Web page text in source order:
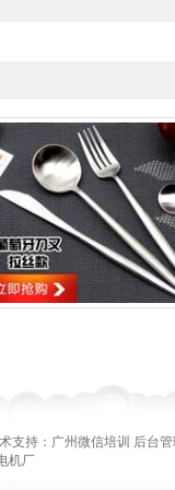
支持： 广州微信培训 后台
机厂